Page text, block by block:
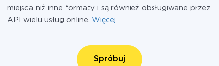
miejsca niż inne formaty i są również obsługiwane przez
API wielu usług online. Więcej
Spróbuj